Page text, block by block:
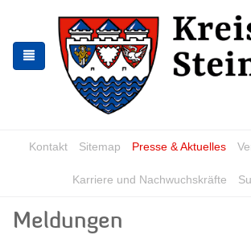
springen
springen
Kontakt Sitemap Presse & Aktuelles
Karriere und Nachwuchskräfte
Meldungen